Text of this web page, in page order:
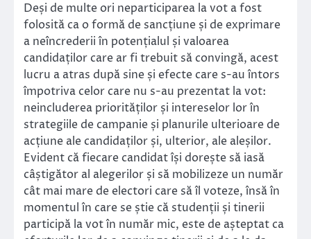
Deși de multe ori neparticiparea la vot a fost
folosită ca o formă de sancțiune și de exprimare
a neîncrederii în potențialul și valoarea
candidaților care ar fi trebuit să convingă, acest
lucru a atras după sine și efecte care s-au întors
împotriva celor care nu s-au prezentat la vot:
neincluderea priorităților și intereselor lor în
strategiile de campanie și planurile ulterioare de
acțiune ale candidaților și, ulterior, ale aleșilor.
Evident că fiecare candidat își dorește să iasă
câștigător al alegerilor și să mobilizeze un număr
cât mai mare de electori care să îl voteze, însă în
momentul în care se știe că studenții și tinerii
participă la vot în număr mic, este de așteptat ca